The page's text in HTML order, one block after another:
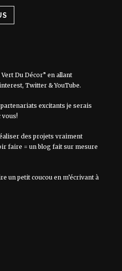
Du Décor” en allant
, Twitter&YouTube.
excitants je serais
vous!
des projets vraiment
faire = un blog fait sur mesure
un petit coucou en m’écrivant à